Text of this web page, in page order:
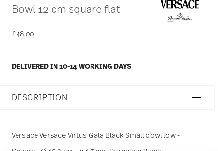
Bowl 12 cm square flat
£48.00
DELIVERED IN 10-14 WORKING DAYS
DESCRIPTION
Versace Versace Virtus Gala Black Small bowl low -